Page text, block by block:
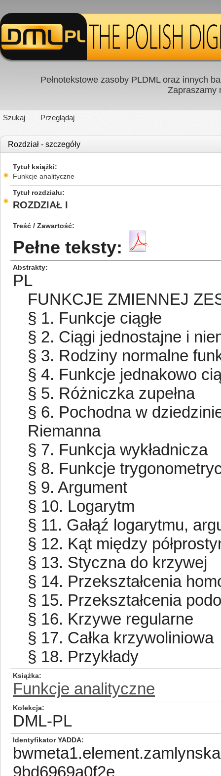
Pełnotekstowe zasoby PLDML oraz innych
Zapraszamy
Szukaj Przeglądaj
Rozdział - szczegóły
Tytuł książki
Funkcje analityczne
Tytuł rozdziału
ROZDZIAŁ I
Treść / Zawartość
Pełne teksty:
Abstrakty
PL
FUNKCJE ZMIENNEJ
§ 1. Funkcje ciągłe
§ 2. Ciągi jednostajne i
§ 3. Rodziny normalne
§ 4. Funkcje jednakowo
§ 5. Różniczka zupełna
§ 6. Pochodna w
Riemanna
§ 7. Funkcja wykładnicza
§ 8. Funkcje
§ 9. Argument
§ 10. Logarytm
§ 11. Gałąź logarytmu,
§ 12. Kąt między
§ 13. Styczna do krzywej
§ 14. Przekształcenia
§ 15. Przekształcenia
§ 16. Krzywe regularne
§ 17. Całka krzywoliniowa
§ 18. Przykłady
Książka
Funkcje analityczne
Kolekcja
DML-PL
Identyfikator YADDA
9bd6969a0f2e